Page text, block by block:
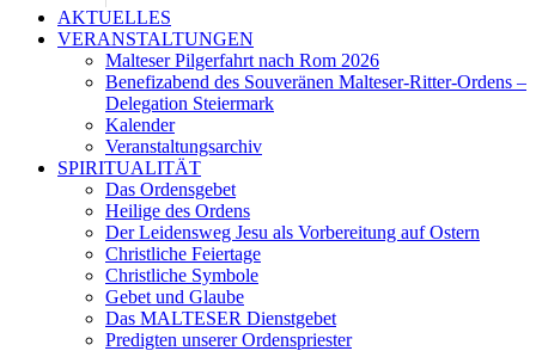
AKTUELLES
VERANSTALTUNGEN
Malteser Pilgerfahrt nach Rom 2026
Benefizabend des Souveränen Malteser-Ritter-Ordens –
Delegation Steiermark
Kalender
Veranstaltungsarchiv
SPIRITUALITÄT
Das Ordensgebet
Heilige des Ordens
Der Leidensweg Jesu als Vorbereitung auf Ostern
Christliche Feiertage
Christliche Symbole
Gebet und Glaube
Das MALTESER Dienstgebet
Predigten unserer Ordenspriester